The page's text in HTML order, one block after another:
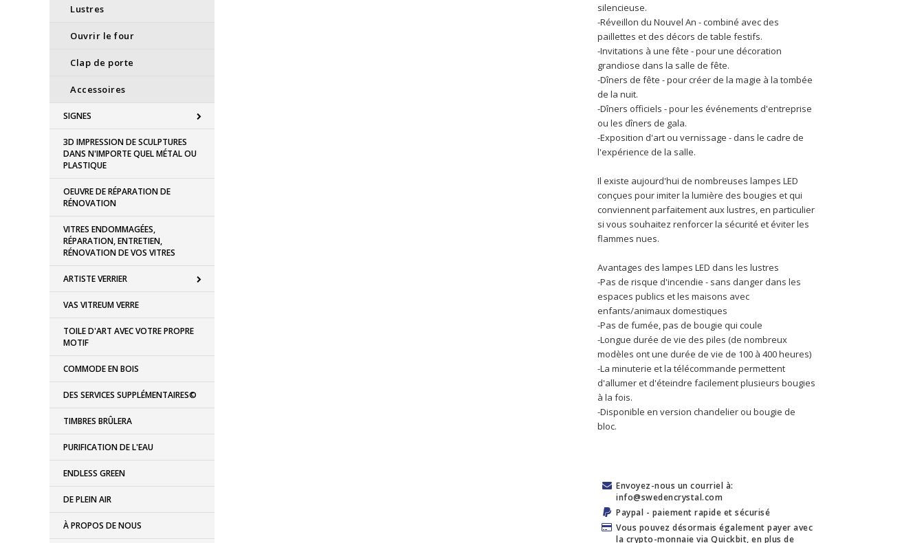
Lustres
Ouvrir le four
Clap de porte
Accessoires
SIGNES
3D IMPRESSION DE SCULPTURES
DANS N'IMPORTE QUEL MÉTAL OU
PLASTIQUE
OEUVRE DE RÉPARATION DE
RÉNOVATION
VITRES ENDOMMAGÉES,
RÉPARATION, ENTRETIEN,
RÉNOVATION DE VOS VITRES
ARTISTE VERRIER
VAS VITREUM VERRE
TOILE D'ART AVEC VOTRE PROPRE
MOTIF
COMMODE EN BOIS
DES SERVICES SUPPLÉMENTAIRES©
TIMBRES BRÛLERA
PURIFICATION DE L'EAU
ENDLESS GREEN
DE PLEIN AIR
À PROPOS DE NOUS
silencieuse.
-Réveillon du Nouvel An - combiné avec des
paillettes et des décors de table festifs.
-Invitations à une fête - pour une décoration
grandiose dans la salle de fête.
-Dîners de fête - pour créer de la magie à la tombée
de la nuit.
-Dîners officiels - pour les événements d'entreprise
ou les dîners de gala.
-Exposition d'art ou vernissage - dans le cadre de
l'expérience de la salle.
Il existe aujourd'hui de nombreuses lampes LED
conçues pour imiter la lumière des bougies et qui
conviennent parfaitement aux lustres, en particulier
si vous souhaitez renforcer la sécurité et éviter les
flammes nues.
Avantages des lampes LED dans les lustres
-Pas de risque d'incendie - sans danger dans les
espaces publics et les maisons avec
enfants/animaux domestiques
-Pas de fumée, pas de bougie qui coule
-Longue durée de vie des piles (de nombreux
modèles ont une durée de vie de 100 à 400 heures)
-La minuterie et la télécommande permettent
d'allumer et d'éteindre facilement plusieurs bougies
à la fois.
-Disponible en version chandelier ou bougie de
bloc.
Envoyez-nous un courriel à:
info@swedencrystal.com
Paypal - paiement rapide et sécurisé
Vous pouvez désormais également payer avec
la crypto-monnaie via Quickbit, en plus de